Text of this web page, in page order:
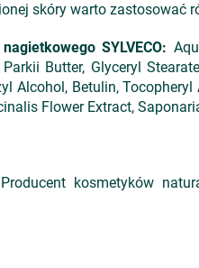
skóry warto zastosować
SYLVECO:
Butter, Glyceryl
Alcohol, Betulin,
Flower Extract,
kosmetyków